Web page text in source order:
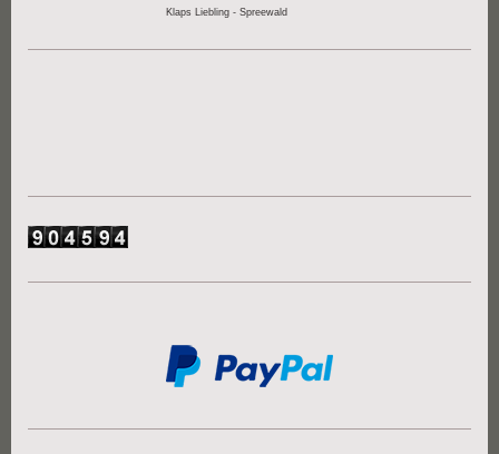
Klaps Liebling - Spreewald